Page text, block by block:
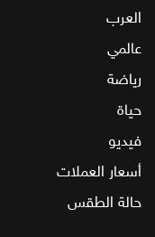
العرب
عالمي
رياضة
حياة
فيديو
أسعار العملات
حالة الطقس